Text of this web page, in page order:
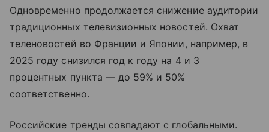
Одновременно продолжается снижение аудитории
традиционных телевизионных новостей. Охват
теленовостей во Франции и Японии, например, в
2025 году снизился год к году на 4 и 3
процентных пункта — до 59% и 50%
соответственно.
Российские тренды совпадают с глобальными.